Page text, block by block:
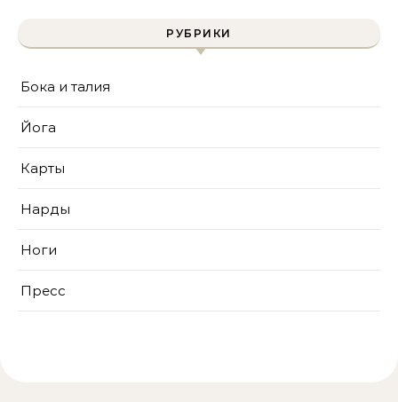
РУБРИКИ
Бока и талия
Йога
Карты
Нарды
Ноги
Пресс